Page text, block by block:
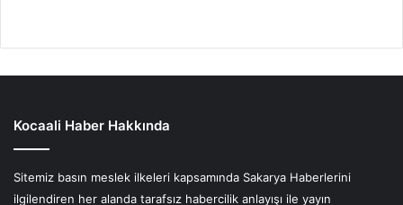
Kocaali Haber Hakkında
Sitemiz basın meslek ilkeleri kapsamında Sakarya Haberlerini
ilgilendiren her alanda tarafsız habercilik anlayışı ile yayın